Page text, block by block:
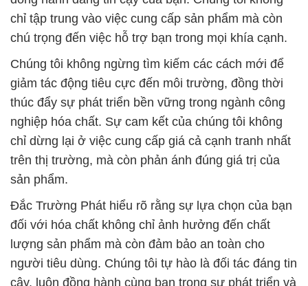
sản phẩm.
Đắc Trường Phát hiểu rõ rằng sự lựa chọn của bạn
đối với hóa chất không chỉ ảnh hưởng đến chất
lượng sản phẩm mà còn đảm bảo an toàn cho
người tiêu dùng. Chúng tôi tự hào là đối tác đáng tin
cậy, luôn đồng hành cùng bạn trong sự phát triển và
thành công của doanh nghiệp và dự án.
Với tầm nhìn tiên phong trong ngành công nghiệp
hóa chất, chúng tôi không chỉ cung cấp sản phẩm
tiên tiến nhất mà còn hỗ trợ khách hàng tiếp cận
những giải pháp tối ưu nhất để cải thiện hiệu suất
kinh doanh. Đắc Trường Phát tự hào là một trong
những nhà cung cấp hàng đầu trong lĩnh vực hóa
chất, đặc biệt là trong hai lĩnh vực chính.